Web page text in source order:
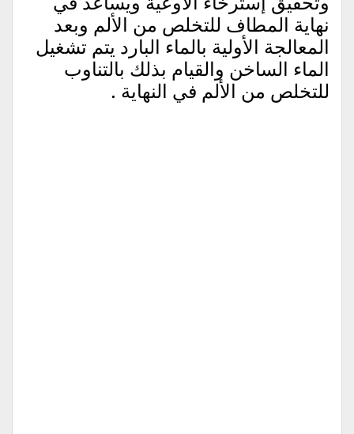
نهاية المطاف للتخلص من الألم وبعد
المعالجة الأولية بالماء البارد يتم تشغيل
الماء الساخن والقيام بذلك بالتناوب
للتخلص من الألم في النهاية .